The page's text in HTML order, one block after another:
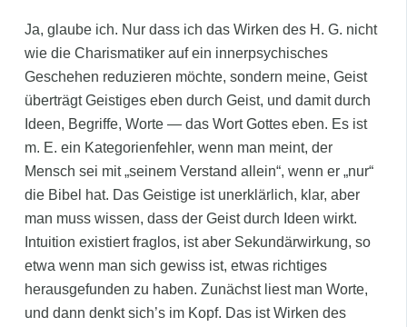
Ja, glaube ich. Nur dass ich das Wirken des H. G. nicht
wie die Charismatiker auf ein innerpsychisches
Geschehen reduzieren möchte, sondern meine, Geist
überträgt Geistiges eben durch Geist, und damit durch
Ideen, Begriffe, Worte — das Wort Gottes eben. Es ist
m. E. ein Kategorienfehler, wenn man meint, der
Mensch sei mit „seinem Verstand allein“, wenn er „nur“
die Bibel hat. Das Geistige ist unerklärlich, klar, aber
man muss wissen, dass der Geist durch Ideen wirkt.
Intuition existiert fraglos, ist aber Sekundärwirkung, so
etwa wenn man sich gewiss ist, etwas richtiges
herausgefunden zu haben. Zunächst liest man Worte,
und dann denkt sich’s im Kopf. Das ist Wirken des